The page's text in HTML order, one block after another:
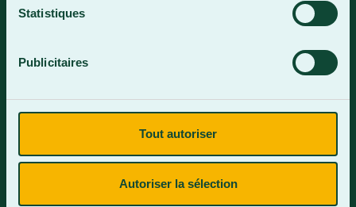
Statistiques
Publicitaires
Tout autoriser
Autoriser la sélection
Lundi-vendredi : 8 h à 16 h